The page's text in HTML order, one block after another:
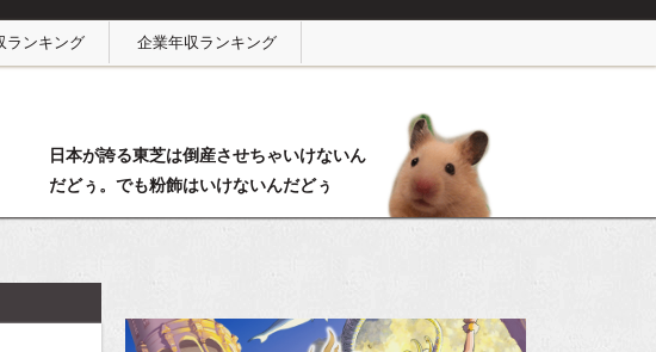
ランキング 企業年収ランキング
日本が誇る東芝は倒産させちゃいけないん
だどぅ。でも粉飾はいけないんだどぅ